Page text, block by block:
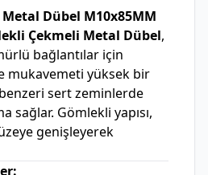
Dübel M10x85MM
Çekmeli Metal Dübel,
bağlantılar için
mukavemeti yüksek bir
sert zeminlerde
sağlar. Gömlekli yapısı,
genişleyerek